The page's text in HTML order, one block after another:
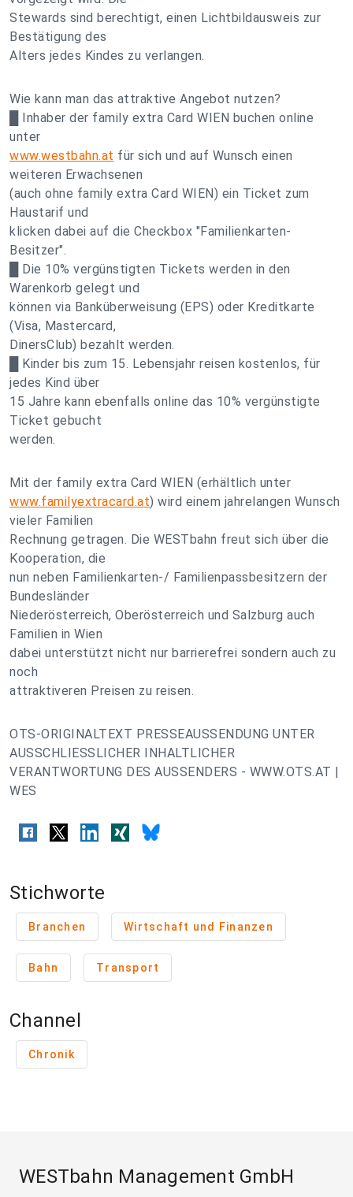
Stewards sind berechtigt, einen Lichtbildausweis zur
Bestätigung des
Alters jedes Kindes zu verlangen.
Wie kann man das attraktive Angebot nutzen?
█ Inhaber der family extra Card WIEN buchen online
unter
www.westbahn.at für sich und auf Wunsch einen
weiteren Erwachsenen
(auch ohne family extra Card WIEN) ein Ticket zum
Haustarif und
klicken dabei auf die Checkbox "Familienkarten-
Besitzer".
█ Die 10% vergünstigten Tickets werden in den
Warenkorb gelegt und
können via Banküberweisung (EPS) oder Kreditkarte
(Visa, Mastercard,
DinersClub) bezahlt werden.
█ Kinder bis zum 15. Lebensjahr reisen kostenlos, für
jedes Kind über
15 Jahre kann ebenfalls online das 10% vergünstigte
Ticket gebucht
werden.
Mit der family extra Card WIEN (erhältlich unter
www.familyextracard.at) wird einem jahrelangen Wunsch
vieler Familien
Rechnung getragen. Die WESTbahn freut sich über die
Kooperation, die
nun neben Familienkarten-/ Familienpassbesitzern der
Bundesländer
Niederösterreich, Oberösterreich und Salzburg auch
Familien in Wien
dabei unterstützt nicht nur barrierefrei sondern auch zu
noch
attraktiveren Preisen zu reisen.
OTS-ORIGINALTEXT PRESSEAUSSENDUNG UNTER
AUSSCHLIESSLICHER INHALTLICHER
VERANTWORTUNG DES AUSSENDERS - WWW.OTS.AT |
WES
Stichworte
Branchen Wirtschaft und Finanzen
Bahn Transport
Channel
Chronik
WESTbahn Management GmbH